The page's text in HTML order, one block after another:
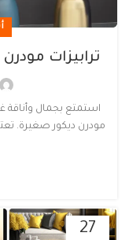
ترابيزات
استمتع بجمال وأناقة
مودرن ديكور صغيرة.
27